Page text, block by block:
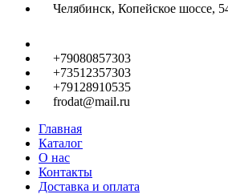
Челябинск, Копейское шоссе,
+79080857303
+73512357303
+79128910535
frodat@mail.ru
Главная
Каталог
О нас
Контакты
Доставка и оплата